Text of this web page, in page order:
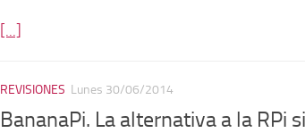
[...]
REVISIONES Lunes 30/06/2014
BananaPi. La alternativa a la RPi